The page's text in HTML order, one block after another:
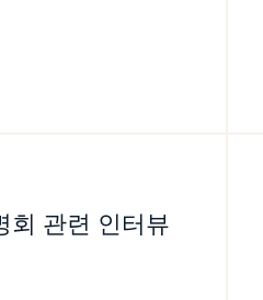
회 관련 인터뷰